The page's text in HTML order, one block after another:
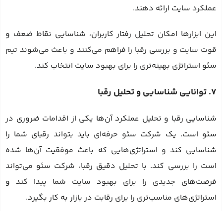
عملکرد سایت ارائه دهند.
این ابزارها امکان تحلیل رفتار کاربران، شناسایی نقاط ضعف و
قوت سایت و بررسی رقبا را فراهم می‌کنند و باعث می‌شوند تیم
سئو استراتژی بهینه‌تری را برای بهبود سایت انتخاب کند.
7. توانایی شناسایی و تحلیل رقبا
شناسایی رقبا و تحلیل عملکرد آن‌ها یکی از اقدامات ضروری در
سئو است. یک شرکت سئو حرفه‌ای باید بتواند رقبای شما را
شناسایی کند و استراتژی‌هایی که باعث موفقیت آن‌ها شده
است را بررسی کند. با تحلیل دقیق رقبا، شرکت سئو می‌تواند
فرصت‌های جدیدی را برای بهبود سایت شما پیدا کند و
استراتژی‌های مناسب‌تری را برای رقابت در بازار به کار بگیرد.